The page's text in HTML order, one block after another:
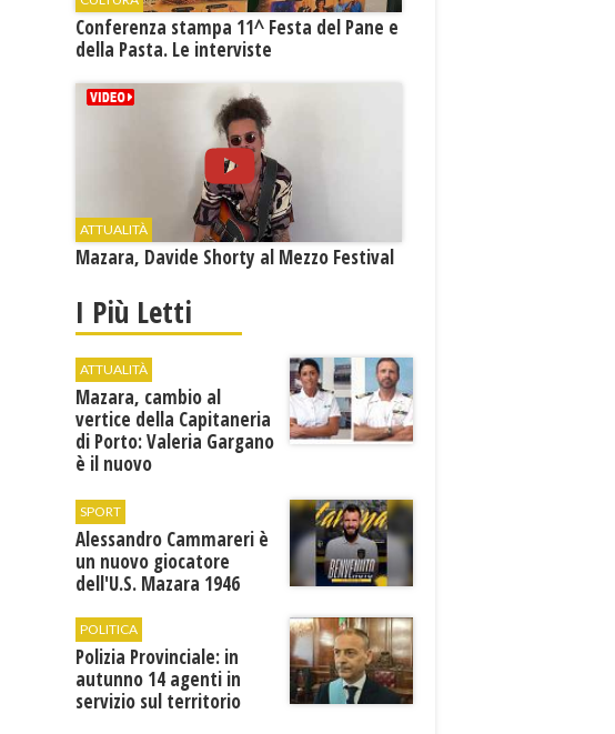
Conferenza stampa 11^ Festa del Pane e
della Pasta. Le interviste
ATTUALITÀ
Mazara, Davide Shorty al Mezzo Festival
I Più Letti
ATTUALITÀ
Mazara, cambio al
vertice della Capitaneria
di Porto: Valeria Gargano
è il nuovo
SPORT
Alessandro Cammareri è
un nuovo giocatore
dell'U.S. Mazara 1946
POLITICA
Polizia Provinciale: in
autunno 14 agenti in
servizio sul territorio